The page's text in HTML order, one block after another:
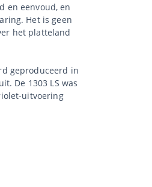
en eenvoud, en
Het is geen
het platteland
geproduceerd in
De 1303 LS was
uitvoering